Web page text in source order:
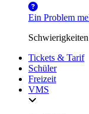
Ein Problem
Tickets & Tarif
Schüler
Freizeit
VMS